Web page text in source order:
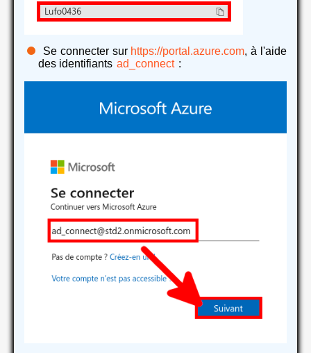
Se connecter sur https://portal.azure.com, à l'aide
des identifiants ad_connect :